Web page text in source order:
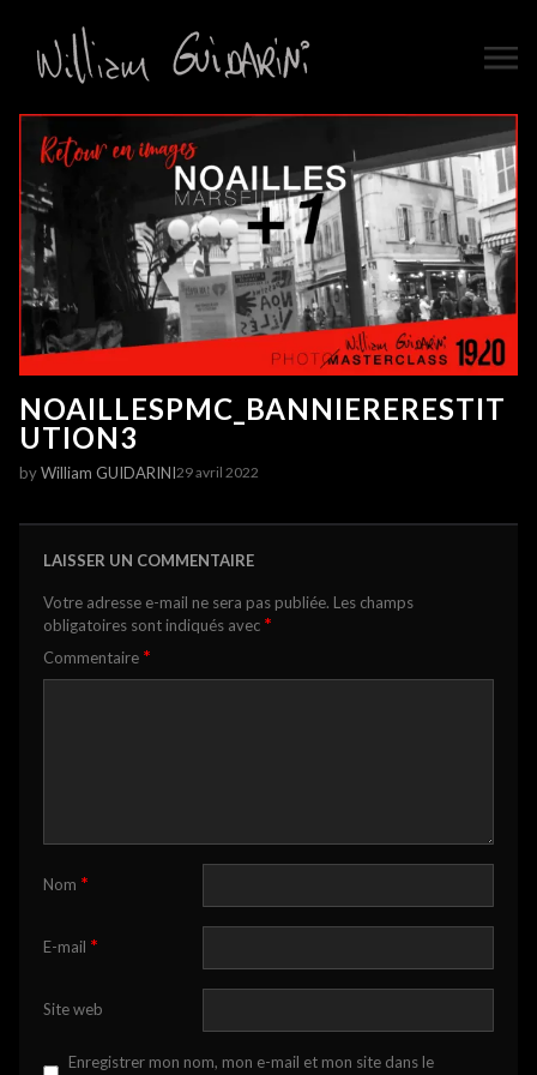
NOAILLESPMC_BANNIERERESTIT
UTION3
byWilliam GUIDARINI29 avril 2022
LAISSER UN COMMENTAIRE
Votre adresse e-mail ne sera pas publiée. Les champs
obligatoires sont indiqués avec *
Commentaire *
Nom *
E-mail *
Site web
Enregistrer mon nom, mon e-mail et mon site dans le